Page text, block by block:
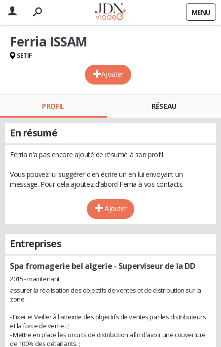
MENU
Ajouter
Ferria ISSAM
SETIF
PROFIL RÉSEAU
En résumé
Ferria n'a pas encore ajouté de résumé à son profil.
Vous pouvez lui suggérer d'en écrire un en lui envoyant un
message. Pour cela ajoutez d'abord Ferria à vos contacts.
Ajouter
Entreprises
Spa fromagerie bel algerie - Superviseur de la DD
2015 - maintenant
assurer la réalisation des objectifs de ventes et de distribution sur la
zone.
- Fixer et Veiller à l'atteinte des objectifs de ventes par les distributeurs
et la force de vente . ;
- Mettre en place les circuits de distribution afin d'avoir une couverture
de 100% des détaillants. ;